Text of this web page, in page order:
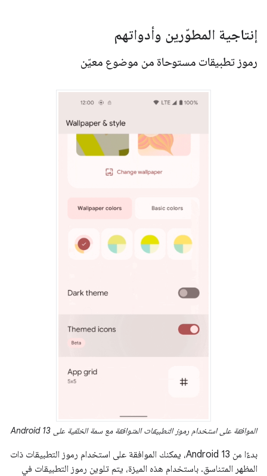
إنتاجية المطوّرين وأدواتهم
رموز تطبيقات مستوحاة من موضوع معيّن
الموافقة على استخدام رموز التطبيقات المتوافقة مع سمة الخلفية على Android 13
بدءًا من Android 13، يمكنك الموافقة على استخدام رموز التطبيقات ذات
المظهر المتناسق. باستخدام هذه الميزة، يتم تلوين رموز التطبيقات في